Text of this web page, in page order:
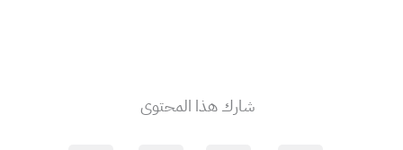
شارك هذا المحتوى